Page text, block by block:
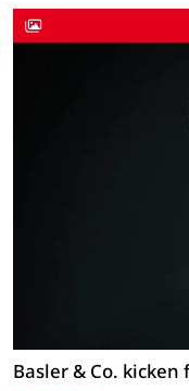
Basler & Co.